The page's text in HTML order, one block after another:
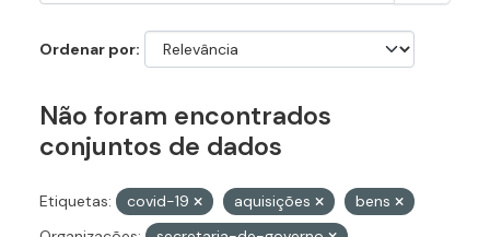
Ordenar por
Não foram encontrados
conjuntos de dados
Etiquetas: covid-19 aquisições
bens